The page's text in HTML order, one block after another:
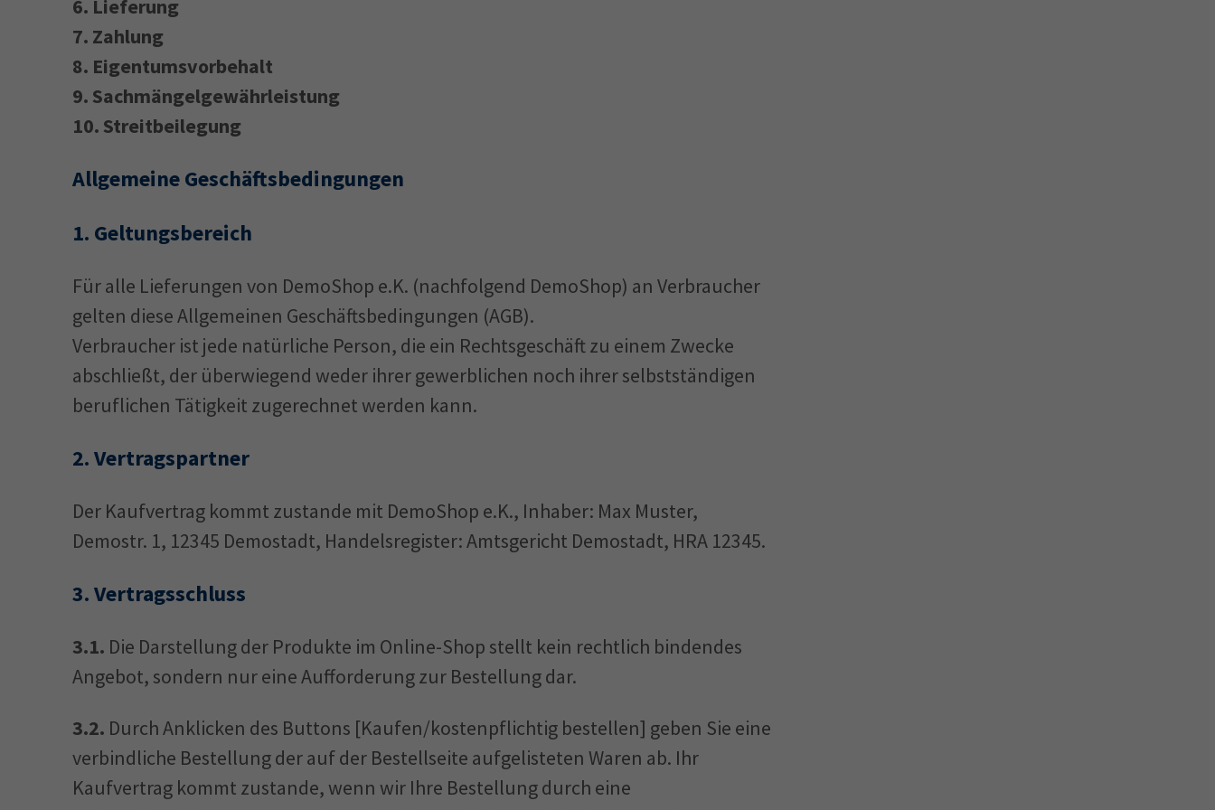
6. Lieferung
7. Zahlung
8. Eigentumsvorbehalt
9. Sachmängelgewährleistung
10. Streitbeilegung
Allgemeine Geschäftsbedingungen
1. Geltungsbereich
Für alle Lieferungen von DemoShop e.K. (nachfolgend DemoShop) an Verbraucher
gelten diese Allgemeinen Geschäftsbedingungen (AGB).
Verbraucher ist jede natürliche Person, die ein Rechtsgeschäft zu einem Zwecke
abschließt, der überwiegend weder ihrer gewerblichen noch ihrer selbstständigen
beruflichen Tätigkeit zugerechnet werden kann.
2.Vertragspartner
Der Kaufvertrag kommt zustande mit DemoShop e.K., Inhaber: Max Muster,
Demostr. 1, 12345 Demostadt, Handelsregister: Amtsgericht Demostadt, HRA 12345.
3.Vertragsschluss
3.1. Die Darstellung der Produkte im Online-Shop stellt kein rechtlich bindendes
Angebot, sondern nur eine Aufforderung zur Bestellung dar.
3.2. Durch Anklicken des Buttons [Kaufen/kostenpflichtig bestellen] geben Sie eine
verbindliche Bestellung der auf der Bestellseite aufgelisteten Waren ab. Ihr
Kaufvertrag kommt zustande, wenn wir Ihre Bestellung durch eine